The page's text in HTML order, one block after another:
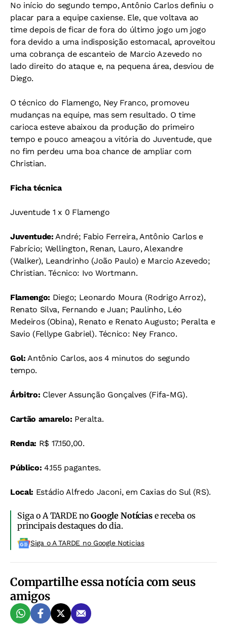
No início do segundo tempo, Antônio Carlos definiu o
placar para a equipe caxiense. Ele, que voltava ao
time depois de ficar de fora do último jogo um jogo
fora devido a uma indisposição estomacal, aproveitou
uma cobrança de escanteio de Marcio Azevedo no
lado direito do ataque e, na pequena área, desviou de
Diego.
O técnico do Flamengo, Ney Franco, promoveu
mudanças na equipe, mas sem resultado. O time
carioca esteve abaixou da produção do primeiro
tempo e pouco ameaçou a vitória do Juventude, que
no fim perdeu uma boa chance de ampliar com
Christian.
Ficha técnica
Juventude 1 x 0 Flamengo
Juventude: André; Fabio Ferreira, Antônio Carlos e
Fabrício; Wellington, Renan, Lauro, Alexandre
(Walker), Leandrinho (João Paulo) e Marcio Azevedo;
Christian. Técnico: Ivo Wortmann.
Flamengo: Diego; Leonardo Moura (Rodrigo Arroz),
Renato Silva, Fernando e Juan; Paulinho, Léo
Medeiros (Obina), Renato e Renato Augusto; Peralta e
Savio (Fellype Gabriel). Técnico: Ney Franco.
Gol: Antônio Carlos, aos 4 minutos do segundo
tempo.
Árbitro: Clever Assunção Gonçalves (Fifa-MG).
Cartão amarelo: Peralta.
Renda: R$ 17.150,00.
Público: 4.155 pagantes.
Local: Estádio Alfredo Jaconi, em Caxias do Sul (RS).
Siga o A TARDE noGoogle Notíciase receba os
principais destaques do dia.
Siga o A TARDE no Google Noticias
Compartilhe essa notícia com seus
amigos